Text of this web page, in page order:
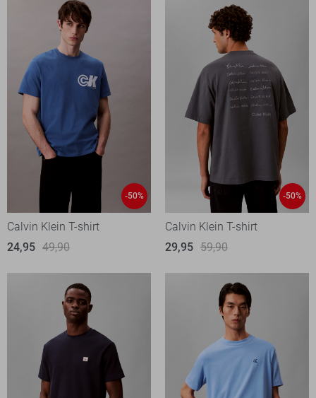
-50%
Calvin Klein T-shirt
24,95 49,90
-50%
Calvin Klein T-shirt
29,95 59,90